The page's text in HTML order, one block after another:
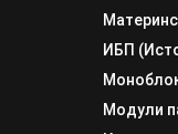
ИБП
Модули